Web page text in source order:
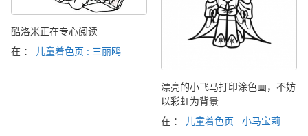
酷洛米正在专心阅读
在 ：
儿童着色页 : 三丽鸥
漂亮的小飞马打印涂色画，不妨
以彩虹为背景
在 ：
儿童着色页 : 小马宝莉